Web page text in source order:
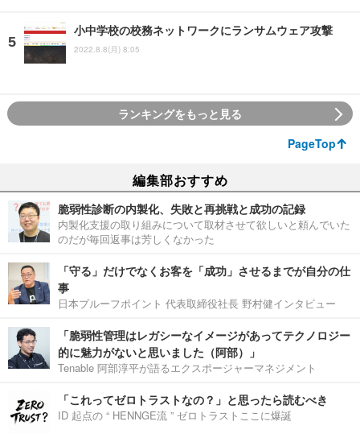
小中学校の校務ネットワークにランサムウェア攻撃
2022.8.8(月) 8:05
ランキングをもっと見る
PageTop
編集部おすすめ
脆弱性診断の内製化、失敗と再挑戦と成功の記録
内製化支援の取り組みについて取材させて欲しいと頼んでいた
のだが毎回返事は芳しくなかった
「守る」だけでなくお客を「成功」させるまでが自分の仕
事
日本プルーフポイント 代表取締役社長 野村健インタビュー
「脆弱性管理はレガシーなイメージがあってテクノロジー
的に魅力がないと思いました（阿部）」
Tenable 阿部淳平が語るエクスポージャーマネジメント
「これってゼロトラストなの？」と思ったら読むべき
ID 起点の “ HENNGE流 ” ゼロトラストここに爆誕